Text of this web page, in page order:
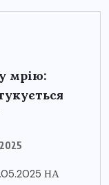
мрію:
НА